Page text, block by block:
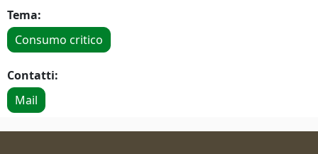
Tema:
Consumo critico
Contatti:
Mail